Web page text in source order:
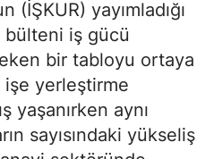
(İŞKUR) yayımladığı
iş gücü
bir tabloyu ortaya
yerleştirme
yaşanırken aynı
sayısındaki yükseliş